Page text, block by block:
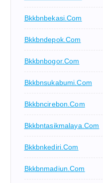
Bkkbnbekasi.com
Bkkbndepok.com
Bkkbnbogor.com
Bkkbnsukabumi.com
Bkkbncirebon.com
Bkkbntasikmalaya.com
Bkkbnkediri.com
Bkkbnmadiun.com